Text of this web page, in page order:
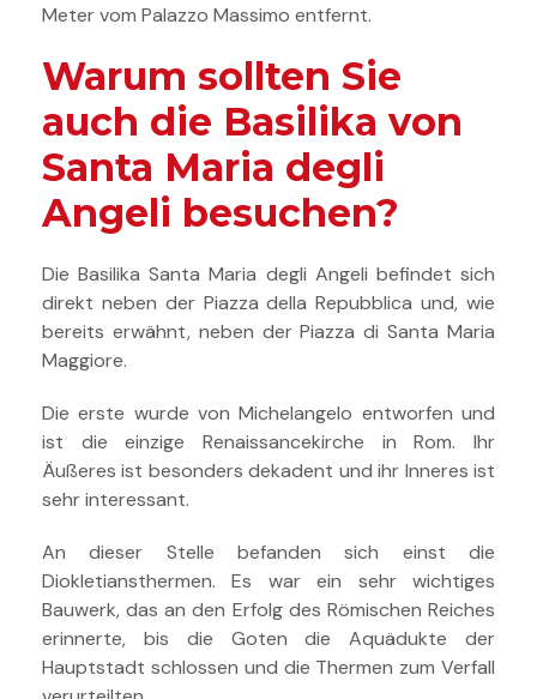
Meter vom Palazzo Massimo entfernt.
Warum sollten Sie
auch die Basilika von
Santa Maria degli
Angeli besuchen?
Die Basilika Santa Maria degli Angeli befindet sich
direkt neben der Piazza della Repubblica und, wie
bereits erwähnt, neben der Piazza di Santa Maria
Maggiore.
Die erste wurde von Michelangelo entworfen und
ist die einzige Renaissancekirche in Rom. Ihr
Äußeres ist besonders dekadent und ihr Inneres ist
sehr interessant.
An dieser Stelle befanden sich einst die
Diokletiansthermen. Es war ein sehr wichtiges
Bauwerk, das an den Erfolg des Römischen Reiches
erinnerte, bis die Goten die Aquädukte der
Hauptstadt schlossen und die Thermen zum Verfall